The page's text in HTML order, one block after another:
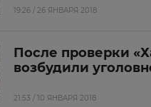
19:26 / 26 ЯНВАРЯ 2018
После проверки
возбудили
21:53 / 10 ЯНВАРЯ 2018